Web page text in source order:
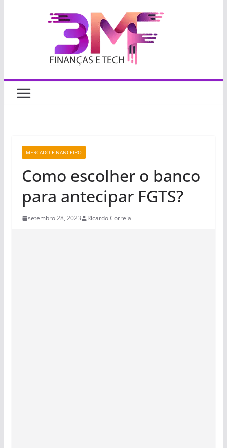
MERCADO FINANCEIRO
Como escolher o banco
para antecipar FGTS?
setembro 28, 2023 Ricardo Correia